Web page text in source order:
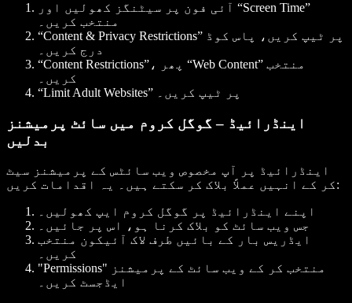
آئی فون پر سیٹنگز کھولیں اور “Screen Time”
منتخب کریں۔
“Content & Privacy Restrictions” پر ٹیپ کریں، پاس کوڈ
درج کریں۔
“Content Restrictions”، پھر “Web Content” منتخب
کریں۔
“Limit Adult Websites” پر ٹیپ کریں۔
اینڈرائیڈ – گوگل کروم میں سائٹ پرمیشنز
بدلیں
اینڈرائیڈ پر آپ مخصوص ویب سائٹس کے پرمیشنز سیٹ
کر کے انہیں عملاً بلاک کر سکتے ہیں۔ یہ اقدامات کریں:
اپنے اینڈرائیڈ پر گوگل کروم ایپ کھولیں۔
جس ویب سائٹ کو بلاک کرنا ہو، اس پر جائیں۔
ایڈریس بار کے بائیں طرف لاک آئیکون منتخب
کریں۔
"Permissions" منتخب کر کے ویب سائٹ کے پرمیشنز
ایڈجسٹ کریں۔